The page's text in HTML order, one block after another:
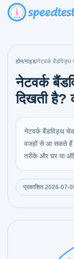
होम/गाइड/नेटवर्क बैंडविड्थ
नेटवर्क
दिखती है?
नेटवर्क बैंडविड्थ
वजहों से आ सकते
तरीके और घर या
प्रकाशित 2026-07-